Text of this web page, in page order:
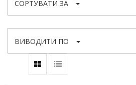
СОРТУВАТИ ЗА
ВИВОДИТИ ПО